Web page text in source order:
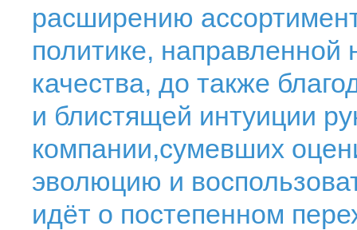
расширению
политике, направленной
качества, до также
и блистящей интуиции
компании,сумевших
эволюцию и
идёт о постепенном